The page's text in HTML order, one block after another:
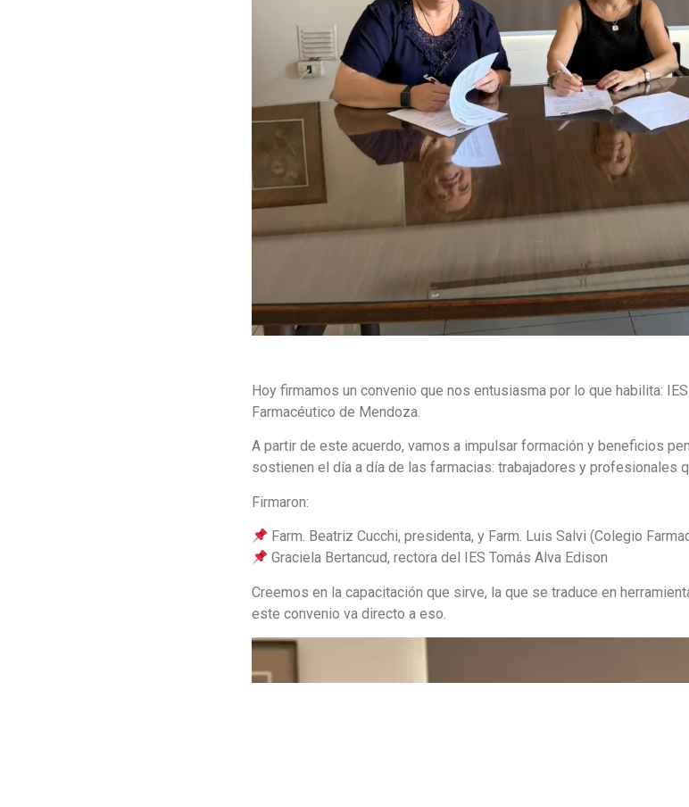
Hoy firmamos un convenio que nos entusiasma por lo que habilita:
Farmacéutico de Mendoza.
A partir de este acuerdo, vamos a impulsar formación y beneficios
sostienen el día a día de las farmacias: trabajadores y profesionales
Firmaron:
Farm. Beatriz Cucchi, presidenta, y Farm. Luis Salvi (Colegio
Graciela Bertancud, rectora del IES Tomás Alva Edison
Creemos en la capacitación que sirve, la que se traduce en
este convenio va directo a eso.
Reproductor
de